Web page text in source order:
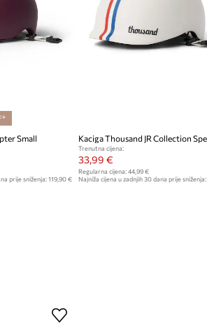
Small
prije sniženja: 119,90 €
Trenutna cijena:
33,99 €
Regularna cijena: 44,99 €
Najniža cijena u zadnjih 30 dana prije sniženja: